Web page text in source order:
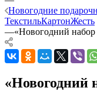
Новогодние
ТекстильКартонЖесть
—«Новогодний
«Новогодний